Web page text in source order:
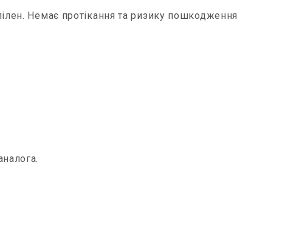
Немає протікання та ризику пошкодження